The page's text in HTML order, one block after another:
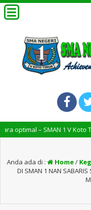
SMAN 1 V Koto
Anda ada di : Home/
DI SMAN 1 NAN SABARIS